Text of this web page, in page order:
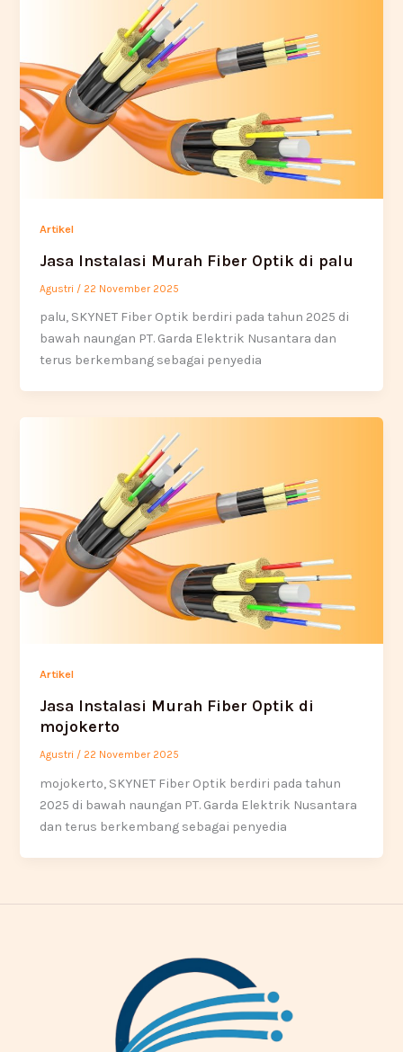
Artikel
Jasa Instalasi Murah Fiber Optik di palu
Agustri / 22 November 2025
palu, SKYNET Fiber Optik berdiri pada tahun 2025 di
bawah naungan PT. Garda Elektrik Nusantara dan
terus berkembang sebagai penyedia
Artikel
Jasa Instalasi Murah Fiber Optik di
mojokerto
Agustri / 22 November 2025
mojokerto, SKYNET Fiber Optik berdiri pada tahun
2025 di bawah naungan PT. Garda Elektrik Nusantara
dan terus berkembang sebagai penyedia